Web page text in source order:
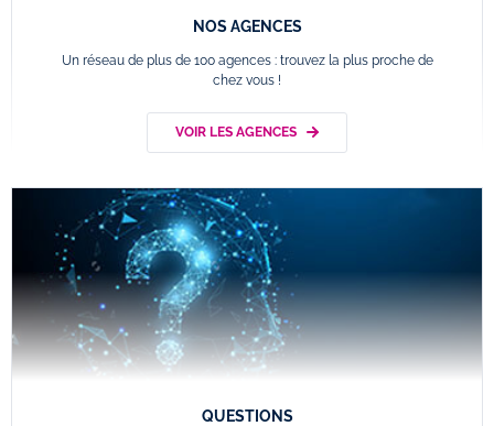
NOS AGENCES
Un réseau de plus de 100 agences : trouvez la plus proche de
chez vous !
VOIR LES AGENCES
QUESTIONS